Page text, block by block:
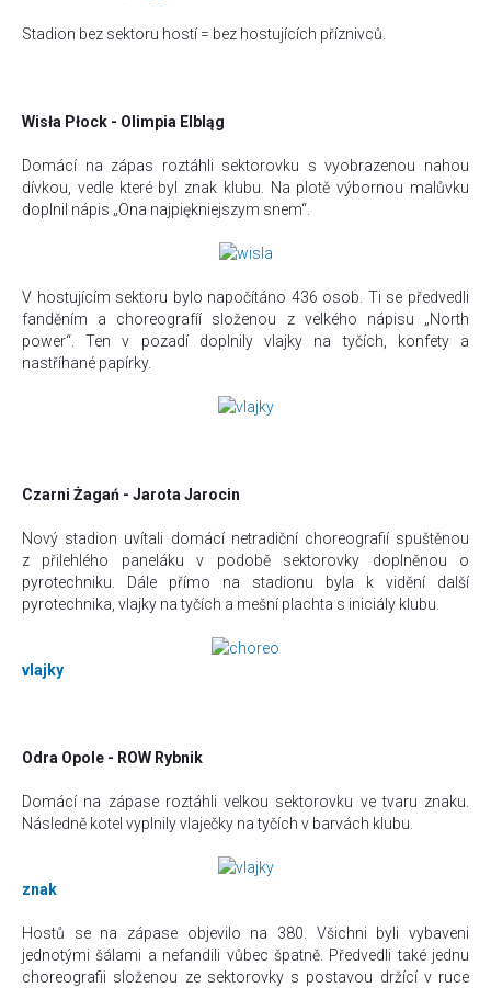
Stadion bez sektoru hostí = bez hostujících příznivců.
Wisła Płock - Olimpia Elbląg
Domácí na zápas roztáhli sektorovku s vyobrazenou nahou
dívkou, vedle které byl znak klubu. Na plotě výbornou malůvku
doplnil nápis „Ona najpiękniejszym snem“.
V hostujícím sektoru bylo napočítáno 436 osob. Ti se předvedli
fanděním a choreografíí složenou z velkého nápisu „North
power“. Ten v pozadí doplnily vlajky na tyčích, konfety a
nastříhané papírky.
Czarni Żagań - Jarota Jarocin
Nový stadion uvítali domácí netradiční choreografií spuštěnou
z přilehlého paneláku v podobě sektorovky doplněnou o
pyrotechniku. Dále přímo na stadionu byla k vidění další
pyrotechnika, vlajky na tyčích a mešní plachta s iniciály klubu.
vlajky
Odra Opole - ROW Rybnik
Domácí na zápase roztáhli velkou sektorovku ve tvaru znaku.
Následně kotel vyplnily vlaječky na tyčích v barvách klubu.
znak
Hostů se na zápase objevilo na 380. Všichni byli vybaveni
jednotými šálami a nefandili vůbec špatně. Předvedli také jednu
choreografii složenou ze sektorovky s postavou držící v ruce